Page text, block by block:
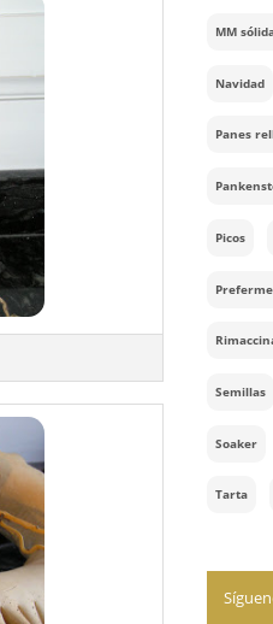
rosca votiva a San Antonio
(Huelva), donde el santo es
se comían, hoy son un
con dátiles, imagen de la